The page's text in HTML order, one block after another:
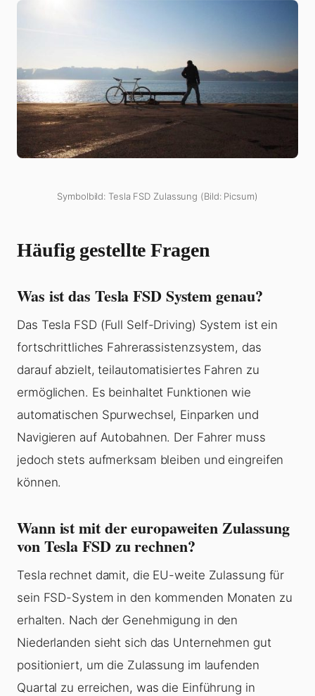
Symbolbild: Tesla FSD Zulassung (Bild: Picsum)
Häufig gestellte Fragen
Was ist das Tesla FSD System genau?
Das Tesla FSD (Full Self-Driving) System ist ein
fortschrittliches Fahrerassistenzsystem, das
darauf abzielt, teilautomatisiertes Fahren zu
ermöglichen. Es beinhaltet Funktionen wie
automatischen Spurwechsel, Einparken und
Navigieren auf Autobahnen. Der Fahrer muss
jedoch stets aufmerksam bleiben und eingreifen
können.
Wann ist mit der europaweiten Zulassung
von Tesla FSD zu rechnen?
Tesla rechnet damit, die EU-weite Zulassung für
sein FSD-System in den kommenden Monaten zu
erhalten. Nach der Genehmigung in den
Niederlanden sieht sich das Unternehmen gut
positioniert, um die Zulassung im laufenden
Quartal zu erreichen, was die Einführung in